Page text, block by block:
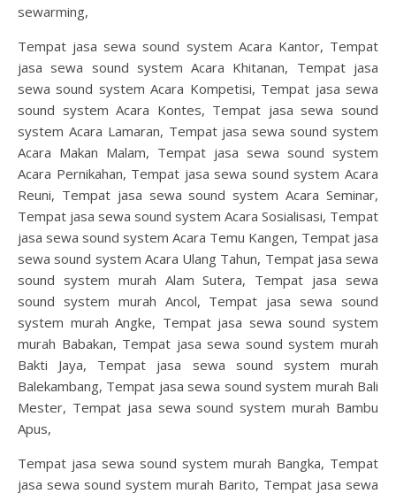
sewarming,
Tempat jasa sewa sound system Acara Kantor, Tempat
jasa sewa sound system Acara Khitanan, Tempat jasa
sewa sound system Acara Kompetisi, Tempat jasa sewa
sound system Acara Kontes, Tempat jasa sewa sound
system Acara Lamaran, Tempat jasa sewa sound system
Acara Makan Malam, Tempat jasa sewa sound system
Acara Pernikahan, Tempat jasa sewa sound system Acara
Reuni, Tempat jasa sewa sound system Acara Seminar,
Tempat jasa sewa sound system Acara Sosialisasi, Tempat
jasa sewa sound system Acara Temu Kangen, Tempat jasa
sewa sound system Acara Ulang Tahun, Tempat jasa sewa
sound system murah Alam Sutera, Tempat jasa sewa
sound system murah Ancol, Tempat jasa sewa sound
system murah Angke, Tempat jasa sewa sound system
murah Babakan, Tempat jasa sewa sound system murah
Bakti Jaya, Tempat jasa sewa sound system murah
Balekambang, Tempat jasa sewa sound system murah Bali
Mester, Tempat jasa sewa sound system murah Bambu
Apus,
Tempat jasa sewa sound system murah Bangka, Tempat
jasa sewa sound system murah Barito, Tempat jasa sewa